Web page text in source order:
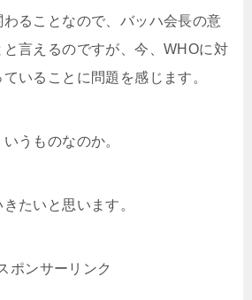
わることなので、バッハ会長の意
と言えるのですが、今、WHOに対
いることに問題を感じます。
うものなのか。
たいと思います。
ポンサーリンク